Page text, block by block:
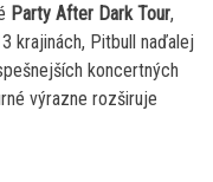
Party After Dark Tour,
krajinách, Pitbull naďalej
koncertných
výrazne rozširuje